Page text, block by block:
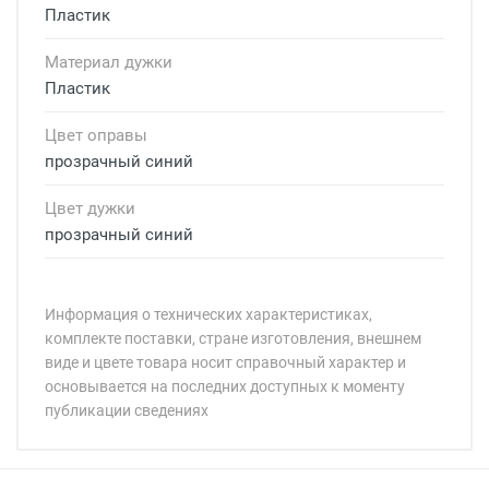
Пластик
Материал дужки
Пластик
Цвет оправы
прозрачный синий
Цвет дужки
прозрачный синий
Информация о технических характеристиках,
комплекте поставки, стране изготовления, внешнем
виде и цвете товара носит справочный характер и
основывается на последних доступных к моменту
публикации сведениях